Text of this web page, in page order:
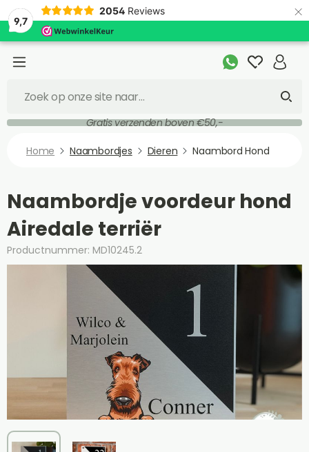
9,7
2054 Reviews ×
Gratis verzenden boven €50,-
Home Naambordjes Dieren Naambord Hond
Naambordje voordeur hond
Airedale terriër
Productnummer: MD10245.2